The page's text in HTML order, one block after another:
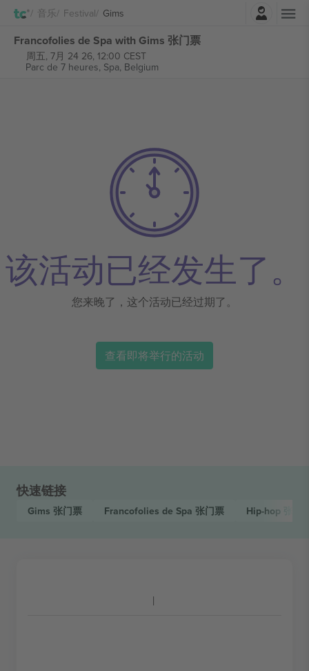
音乐 Festival Gims
Francofolies de Spa with Gims 张门票
周五, 7月 24 26, 12:00 CEST
Parc de 7 heures, Spa, Belgium
该活动已经发生了。
您来晚了，这个活动已经过期了。
查看即将举行的活动
快速链接
Gims 张门票 Francofolies de Spa 张门票 Hip-hop